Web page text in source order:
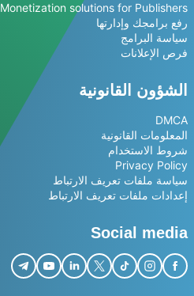
Monetization solutions for Publishers
رفع برامجك وإدارتها
سياسة البرامج
فرص الإعلانات
الشؤون القانونية
DMCA
المعلومات القانونية
شروط الاستخدام
Privacy Policy
سياسة ملفات تعريف الارتباط
إعدادات ملفات تعريف الارتباط
Social media